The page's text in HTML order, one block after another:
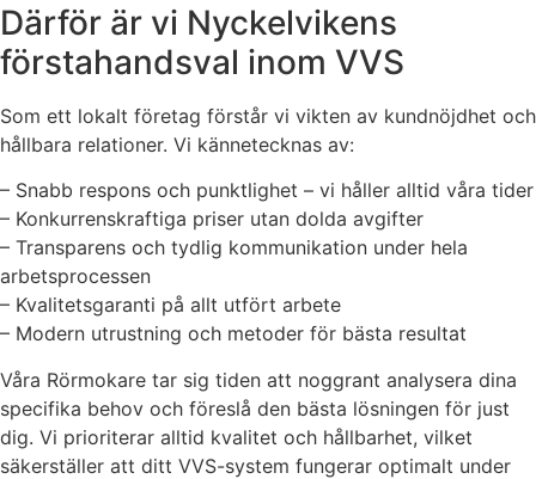
Därför är vi Nyckelvikens
förstahandsval inom VVS
Som ett lokalt företag förstår vi vikten av kundnöjdhet och
hållbara relationer. Vi kännetecknas av:
– Snabb respons och punktlighet – vi håller alltid våra tider
– Konkurrenskraftiga priser utan dolda avgifter
– Transparens och tydlig kommunikation under hela
arbetsprocessen
– Kvalitetsgaranti på allt utfört arbete
– Modern utrustning och metoder för bästa resultat
Våra Rörmokare tar sig tiden att noggrant analysera dina
specifika behov och föreslå den bästa lösningen för just
dig. Vi prioriterar alltid kvalitet och hållbarhet, vilket
säkerställer att ditt VVS-system fungerar optimalt under